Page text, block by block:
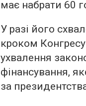
має набрати 60
У разі його
кроком
ухвалення
фінансування,
за